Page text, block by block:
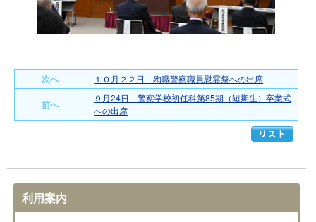
次へ １０月２２日 殉職警察職員慰霊祭への出席
前へ
９月24日 警察学校初任科第85期（短期生）卒業式
への出席
利用案内